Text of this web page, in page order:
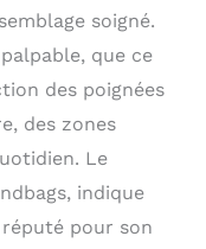
soigné.
que ce
des poignées
des zones
Le
indique
pour son